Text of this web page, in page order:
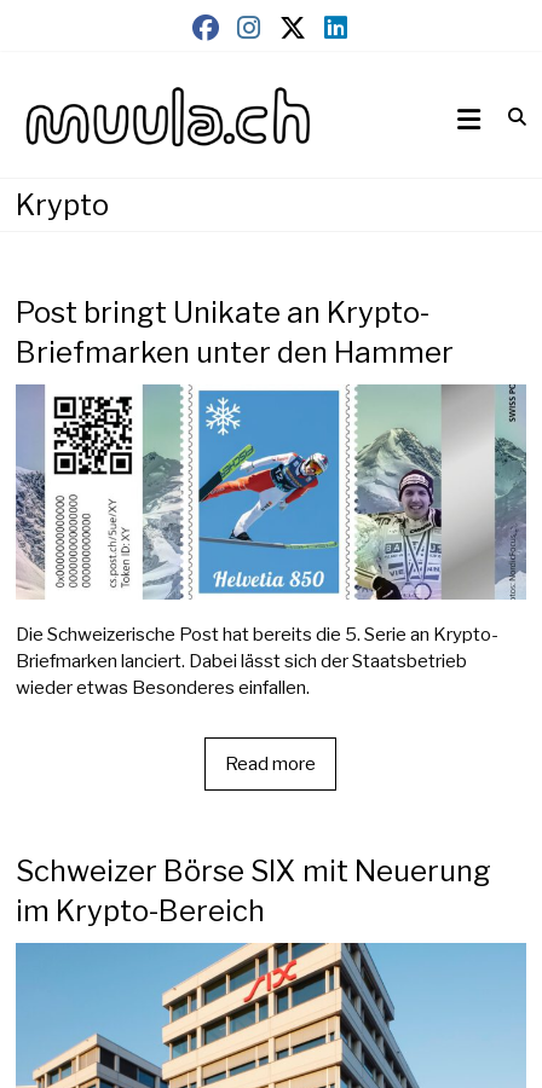
muula.ch
Krypto
Post bringt Unikate an Krypto-
Briefmarken unter den Hammer
Die Schweizerische Post hat bereits die 5. Serie an Krypto-
Briefmarken lanciert. Dabei lässt sich der Staatsbetrieb
wieder etwas Besonderes einfallen.
Read more
Schweizer Börse SIX mit Neuerung
im Krypto-Bereich